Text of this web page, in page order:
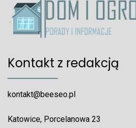
Kontakt z redakcją
kontakt@beeseo.pl
Katowice, Porcelanowa 23